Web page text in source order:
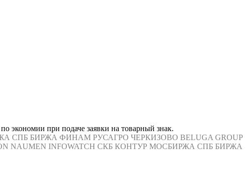
экономии при подаче заявки на товарный знак.
СПБ БИРЖА ФИНАМ РУСАГРО ЧЕРКИЗОВО BELUGA GROUP
NAUMEN INFOWATCH СКБ КОНТУР МОСБИРЖА СПБ БИРЖА